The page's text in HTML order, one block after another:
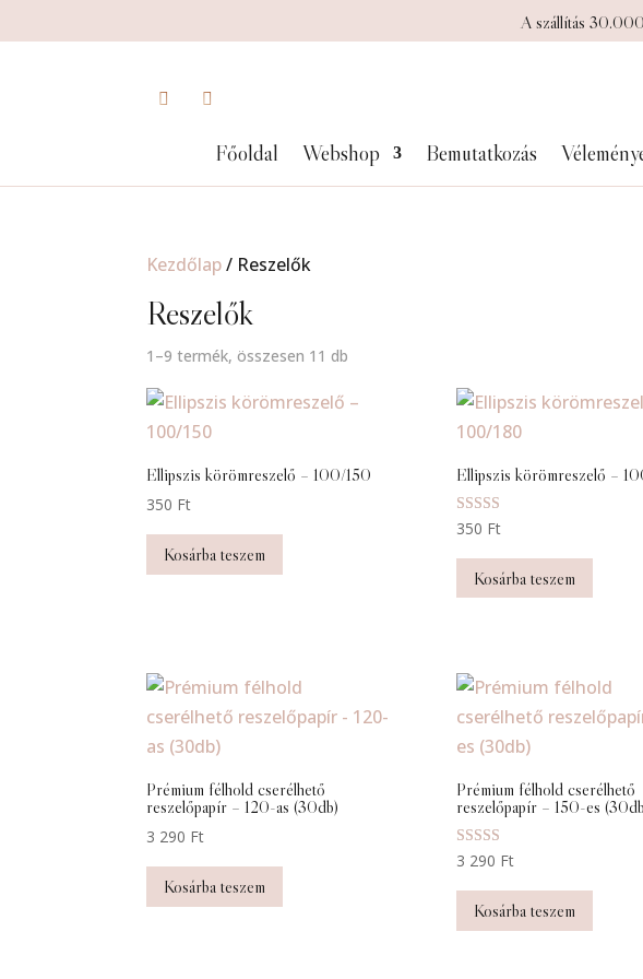
A szállítás
Főoldal Webshop Bemutatkozás
Kezdőlap/ Reszelők
Reszelők
1–9 termék, összesen 11 db
Ellipszis körömreszelő – 100/150
350 Ft
Kosárba teszem
Ellipszis körömreszelő –
Értékelés:
5.00
350 Ft
Kosárba teszem
Prémium félhold cserélhető
reszelőpapír – 120-as (30db)
3 290 Ft
Kosárba teszem
Prémium félhold cserélhető
reszelőpapír – 150-es
Értékelés:
/ 5
3 290 Ft
Kosárba teszem